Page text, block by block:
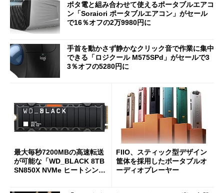
ポタ電と組み合わせて使えるポータブルエアコ
ン「Soraiori ポータブルエアコン」がセール
で16％オフの2万9980円に
手首を動かさず静かなクリック音で作業に集中
できる「ロジクール M575SPd」がセールで3
3％オフの5280円に
最大毎秒7200MBの高速転送
が可能な「WD_BLACK 8TB
SN850X NVMe ヒートシンク
FIIO、スティック型デザイン
筐体を採用したポータブルオ
ーディオプレーヤー